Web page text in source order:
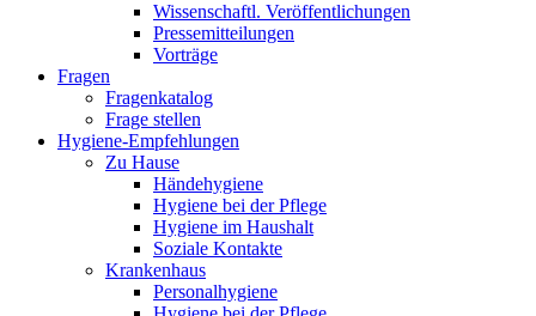
Wissenschaftl. Veröffentlichungen
Pressemitteilungen
Vorträge
Fragen
Fragenkatalog
Frage stellen
Hygiene-Empfehlungen
Zu Hause
Händehygiene
Hygiene bei der Pflege
Hygiene im Haushalt
Soziale Kontakte
Krankenhaus
Personalhygiene